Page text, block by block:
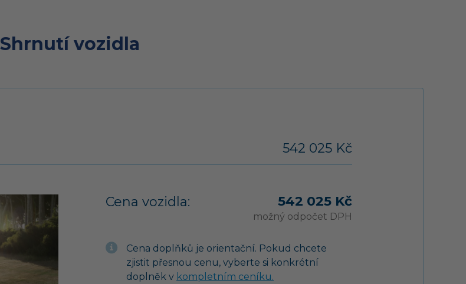
Shrnutí vozidla
542 025 Kč
Cena vozidla: 542 025 Kč
možný odpočet DPH
Cena doplňků je orientační. Pokud chcete
zjistit přesnou cenu, vyberte si konkrétní
doplněk v kompletním ceníku.